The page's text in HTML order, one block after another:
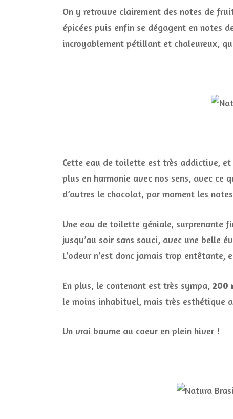
On y retrouve clairement des notes de
épicées puis enfin se dégagent en notes
incroyablement pétillant et chaleureux,
Cette eau de toilette est très addictive,
plus en harmonie avec nos sens, avec
d’autres le chocolat, par moment les
Une eau de toilette géniale, surprenante
jusqu’au soir sans souci, avec une belle
L’odeur n’est donc jamais trop
En plus, le contenant est très sympa, 200
le moins inhabituel, mais très esthétique
Un vrai baume au coeur en plein hiver !